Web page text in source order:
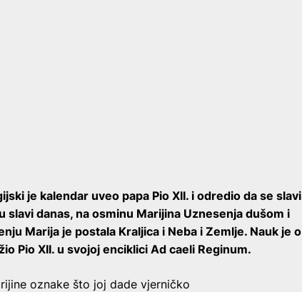
je kalendar uveo papa Pio XII. i odredio da se slavi
slavi danas, na osminu Marijina Uznesenja dušom i
Marija je postala Kraljica i Neba i Zemlje. Nauk je o
Pio XII. u svojoj enciklici Ad caeli Reginum.
oznake što joj dade vjerničko